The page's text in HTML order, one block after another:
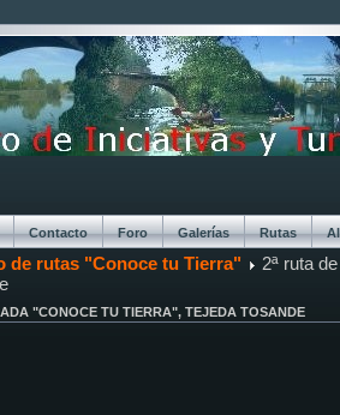
Contacto Foro Galerías Rutas
de rutas "Conoce tu Tierra"
2ª ruta
"CONOCE TU TIERRA", TEJEDA TOSANDE